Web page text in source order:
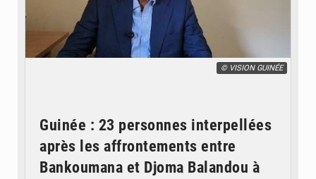
© VISION GUINÉE
Guinée : 23 personnes interpellées
après les affrontements entre
Bankoumana et Djoma Balandou à